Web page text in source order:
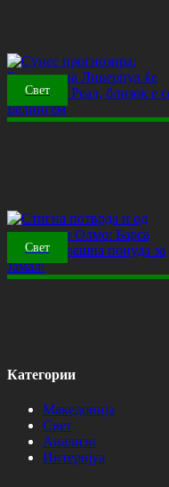
Свет
Свет
Категории
Македонија
Свет
Анализи
Интервјуа